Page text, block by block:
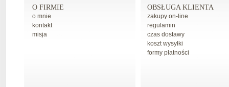
O FIRMIE
o mnie
kontakt
misja
OBSŁUGA KLIENTA
zakupy on-line
regulamin
czas dostawy
koszt wysyłki
formy płatności